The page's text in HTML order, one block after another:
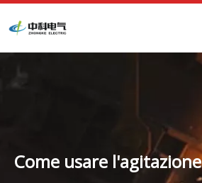
Come usare l'agitazione